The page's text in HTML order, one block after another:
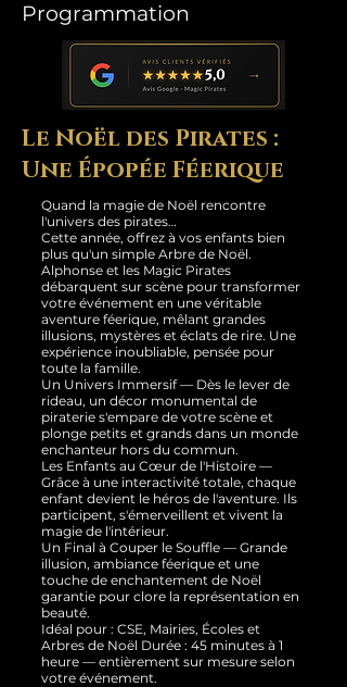
Programmation
Le Noël des Pirates :
Une Épopée Féerique
Quand la magie de Noël rencontre
l'univers des pirates…
Cette année, offrez à vos enfants bien
plus qu'un simple Arbre de Noël.
Alphonse et les Magic Pirates
débarquent sur scène pour transformer
votre événement en une véritable
aventure féerique, mêlant grandes
illusions, mystères et éclats de rire. Une
expérience inoubliable, pensée pour
toute la famille.
Un Univers Immersif — Dès le lever de
rideau, un décor monumental de
piraterie s'empare de votre scène et
plonge petits et grands dans un monde
enchanteur hors du commun.
Les Enfants au Cœur de l'Histoire —
Grâce à une interactivité totale, chaque
enfant devient le héros de l'aventure. Ils
participent, s'émerveillent et vivent la
magie de l'intérieur.
Un Final à Couper le Souffle — Grande
illusion, ambiance féerique et une
touche de enchantement de Noël
garantie pour clore la représentation en
beauté.
Idéal pour : CSE, Mairies, Écoles et
Arbres de Noël Durée : 45 minutes à 1
heure — entièrement sur mesure selon
votre événement.